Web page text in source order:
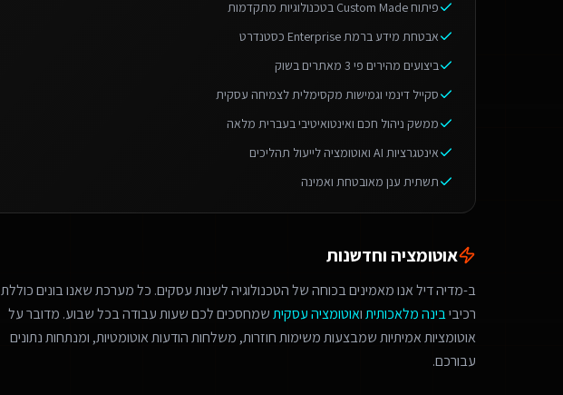
פיתוח Custom Made בטכנולוגיות מתקדמות
אבטחת מידע ברמת Enterprise כסטנדרט
ביצועים מהירים פי 3 מאתרים בשוק
סקייל דינמי וגמישות מקסימלית לצמיחה עסקית
ממשק ניהול חכם ואינטואיטיבי בעברית מלאה
אינטגרציות AI ואוטומציה לייעול תהליכים
תשתית ענן מאובטחת ואמינה
אוטומציה וחדשנות
ב-מדיה דיל אנו מאמינים בכוחה של הטכנולוגיה לשנות עסקים. כל מערכת שאנו בונים כוללת
רכיביבינה מלאכותיתואוטומציה עסקיתשמחסכים לכם שעות עבודה בכל שבוע. מדובר על
אוטומציות אמיתיות שמבצעות משימות חוזרות, משלחות הודעות אוטומטיות, ומנתחות נתונים
עבורכם.